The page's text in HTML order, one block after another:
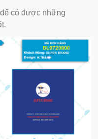
để có được những